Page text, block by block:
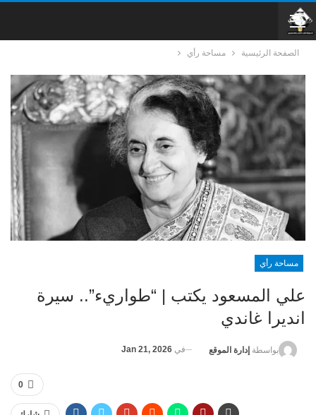
الصفحة الرئيسية مساحة رأي
مساحة رأي
علي المسعود يكتب | “طواريء”.. سيرة
انديرا غاندي
بواسطة إدارة الموقع في Jan 21, 2026
0